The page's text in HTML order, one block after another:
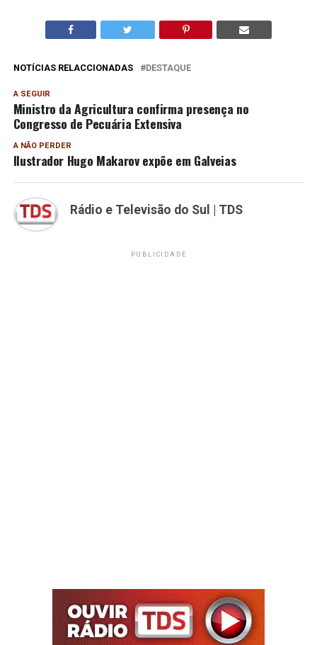
NOTÍCIAS RELACCIONADAS DESTAQUE
A SEGUIR
Ministro da Agricultura confirma presença no
Congresso de Pecuária Extensiva
A NÃO PERDER
Ilustrador Hugo Makarov expõe em Galveias
Rádio e Televisão do Sul | TDS
PUBLICIDADE